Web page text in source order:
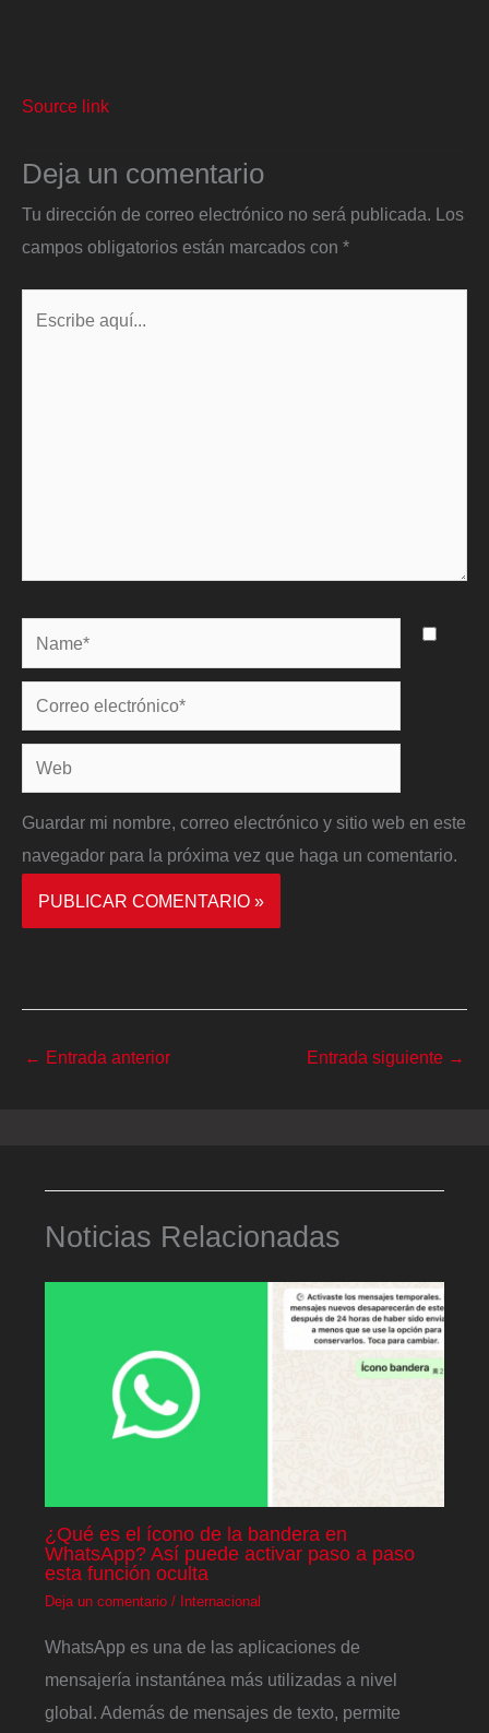
Source link
Deja un comentario
Tu dirección de correo electrónico no será publicada. Los
campos obligatorios están marcados con *
Name*
Correo
electrónico*
Web
Guardar mi nombre, correo electrónico y sitio web en este
navegador para la próxima vez que haga un comentario.
← Entrada anterior Entrada siguiente →
Noticias Relacionadas
¿Qué es el ícono de la bandera en
WhatsApp? Así puede activar paso a paso
esta función oculta
Deja un comentario / Internacional
WhatsApp es una de las aplicaciones de
mensajería instantánea más utilizadas a nivel
global. Además de mensajes de texto, permite